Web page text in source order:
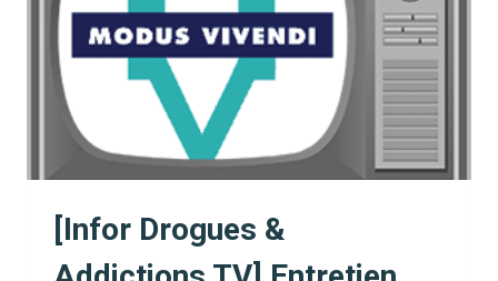
AUX
NOUVELLES
SITUATIONS
[Infor Drogues &